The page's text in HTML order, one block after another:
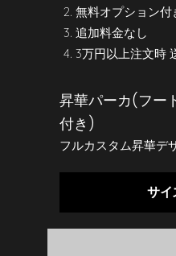
無料オプション付
追加料金なし
3万円以上注文時
昇華パーカ(フー
付き)
フルカスタム昇華デ
サイ